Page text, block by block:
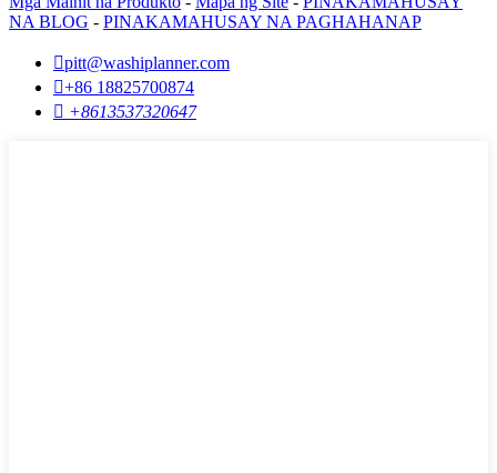
NA BLOG - PINAKAMAHUSAY NA PAGHAHANAP
pitt@washiplanner.com
+86 18825700874
 +8613537320647